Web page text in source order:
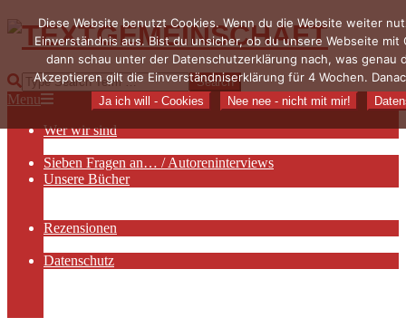
Skip
content
TEXTGEMEINSCHAFT
Search
Primary
Menu
Menu
Wer wir sind
Sieben Fragen an… / Autoreninterviews
Unsere Bücher
Rezensionen
Datenschutz
Diese Website benutzt Cookies. Wenn du die Website weiter
Einverständnis aus. Bist du unsicher, ob du unsere Webseite
dann schau unter der Datenschutzerklärung nach, was genau
Akzeptieren gilt die Einverständniserklärung für 4 Wochen.
Ja ich will - Cookies Nee nee - nicht mit mir!